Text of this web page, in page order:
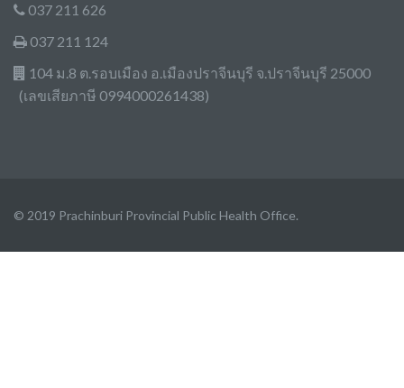
037 211 626
037 211 124
104 ม.8 ต.รอบเมือง อ.เมืองปราจีนบุรี จ.ปราจีนบุรี 25000
(เลขเสียภาษี 0994000261438)
© 2019 Prachinburi Provincial Public Health Office.